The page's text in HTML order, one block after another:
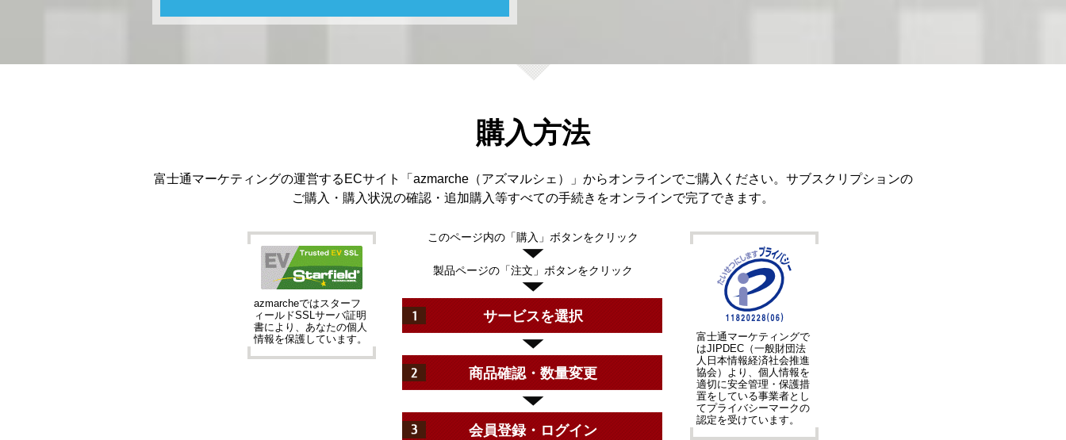
購入方法
富士通マーケティングの運営するECサイト「azmarche（アズマルシェ）」からオンラインでご購入ください。サブスクリプションの
ご購入・購入状況の確認・追加購入等すべての手続きをオンラインで完了できます。
このページ内の「購入」ボタンをクリック
製品ページの「注文」ボタンをクリック
サービスを選択
商品確認・数量変更
会員登録・ログイン
azmarcheではスターフ
ィールドSSLサーバ証明
書により、あなたの個人
情報を保護しています。
富士通マーケティングで
はJIPDEC（一般財団法
人日本情報経済社会推進
協会）より、個人情報を
適切に安全管理・保護措
置をしている事業者とし
てプライバシーマークの
認定を受けています。